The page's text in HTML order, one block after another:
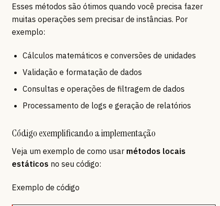
Esses métodos são ótimos quando você precisa fazer
muitas operações sem precisar de instâncias. Por
exemplo:
Cálculos matemáticos e conversões de unidades
Validação e formatação de dados
Consultas e operações de filtragem de dados
Processamento de logs e geração de relatórios
Código exemplificando a implementação
Veja um exemplo de como usar métodos locais
estáticos no seu código:
Exemplo de código